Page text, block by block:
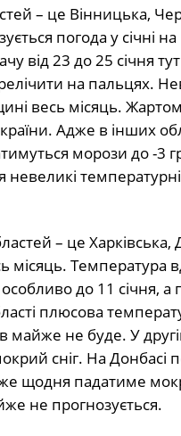
– це Вінницька,
погода у січні
від 23 до 25 січня
на пальцях.
весь місяць.
Адже в інших
морози до -3
невеликі
– це Харківська,
місяць. Температура
до 11 січня, а
плюсова
майже не буде. У
сніг. На Донбасі
щодня падатиме
не прогнозується.